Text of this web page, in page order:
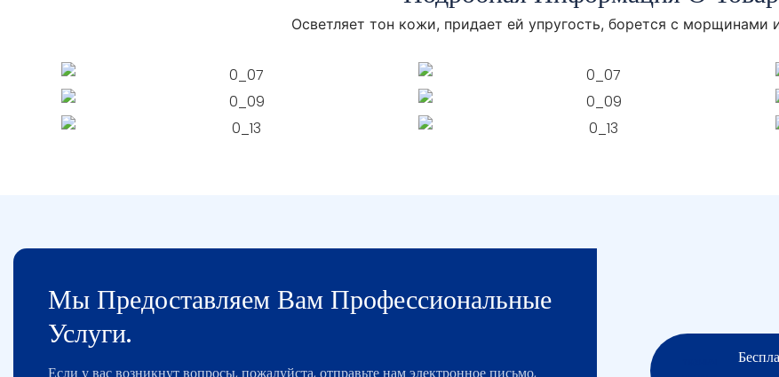
Осветляет тон кожи, придает ей упругость, борется с морщинами
Мы Предоставляем Вам Профессиональные
Услуги.
Если у вас возникнут вопросы, пожалуйста, отправьте нам электронное письмо,